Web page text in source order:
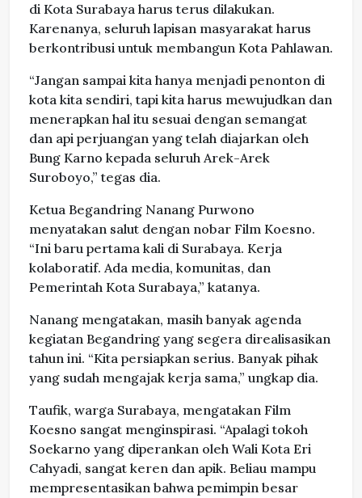
di Kota Surabaya harus terus dilakukan.
Karenanya, seluruh lapisan masyarakat harus
berkontribusi untuk membangun Kota Pahlawan.
“Jangan sampai kita hanya menjadi penonton di
kota kita sendiri, tapi kita harus mewujudkan dan
menerapkan hal itu sesuai dengan semangat
dan api perjuangan yang telah diajarkan oleh
Bung Karno kepada seluruh Arek-Arek
Suroboyo,” tegas dia.
Ketua Begandring Nanang Purwono
menyatakan salut dengan nobar Film Koesno.
“Ini baru pertama kali di Surabaya. Kerja
kolaboratif. Ada media, komunitas, dan
Pemerintah Kota Surabaya,” katanya.
Nanang mengatakan, masih banyak agenda
kegiatan Begandring yang segera direalisasikan
tahun ini. “Kita persiapkan serius. Banyak pihak
yang sudah mengajak kerja sama,” ungkap dia.
Taufik, warga Surabaya, mengatakan Film
Koesno sangat menginspirasi. “Apalagi tokoh
Soekarno yang diperankan oleh Wali Kota Eri
Cahyadi, sangat keren dan apik. Beliau mampu
mempresentasikan bahwa pemimpin besar